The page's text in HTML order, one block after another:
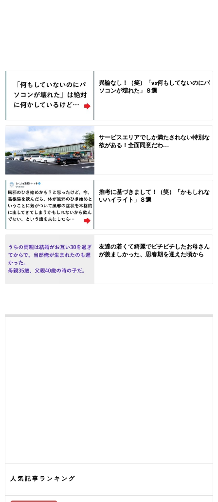
異論なし！（笑）「vs何もしてないのにパ
ソコンが壊れた」８選
サービスエリアでしか満たされない特別な
欲がある！全面同意だわ…
推考に基づきまして！（笑）「かもしれな
いハイライト」８選
友達の若くて綺麗でピチピチしたお母さん
が羨ましかった、思春期を迎えた頃から
人気記事ランキング